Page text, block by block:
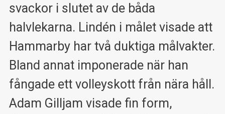
svackor i slutet av de båda
halvlekarna. Lindén i målet visade att
Hammarby har två duktiga målvakter.
Bland annat imponerade när han
fångade ett volleyskott från nära håll.
Adam Gilljam visade fin form,